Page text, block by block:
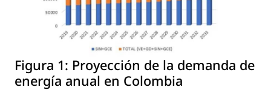
Figura 1: Proyección de la demanda de
energía anual en Colombia